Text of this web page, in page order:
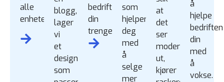
alle
enheter.
blogg,
lager
vi
et
design
som
bedriften
din
trenger.
som
hjelper
deg
med
å
selge
mer
at
det
ser
moderne
ut,
kjører
å
hjelpe
bedriften
din
med
å
vokse.